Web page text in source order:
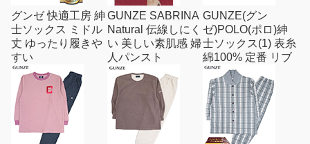
グンゼ 快適工房 紳
士ソックス ミドル
丈 ゆったり履きや
すい
GUNZE SABRINA
Natural 伝線しにく
い 美しい素肌感 婦
人パンスト
GUNZE(グン
ゼ)POLO(ポロ)紳
士ソックス(1) 表糸
綿100% 定番 リブ